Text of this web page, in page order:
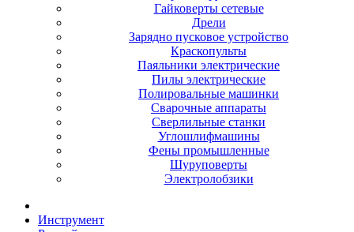
Гайковерты сетевые
Дрели
Зарядно пусковое устройство
Краскопульты
Паяльники электрические
Пилы электрические
Полировальные машинки
Сварочные аппараты
Сверлильные станки
Углошлифмашины
Фены промышленные
Шуруповерты
Электролобзики
Инструмент